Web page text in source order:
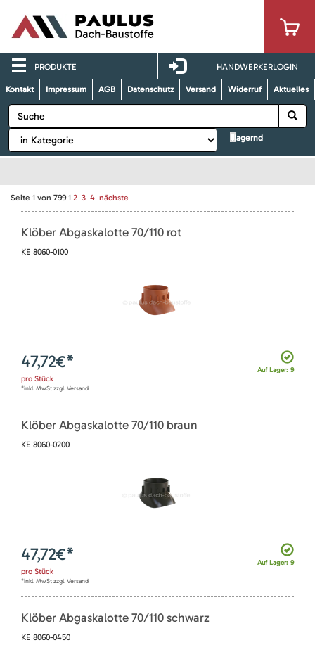
PRODUKTE HANDWERKERLOGIN
Kontakt Impressum AGB Datenschutz Versand Widerruf Aktuelles
lagernd
Seite 1 von 799 1 2 3 4 nächste
Klöber Abgaskalotte 70/110 rot
KE 8060-0100
Auf Lager: 9
47,72€*
pro Stück
*inkl. MwSt zzgl. Versand
Klöber Abgaskalotte 70/110 braun
KE 8060-0200
Auf Lager: 9
47,72€*
pro Stück
*inkl. MwSt zzgl. Versand
Klöber Abgaskalotte 70/110 schwarz
KE 8060-0450